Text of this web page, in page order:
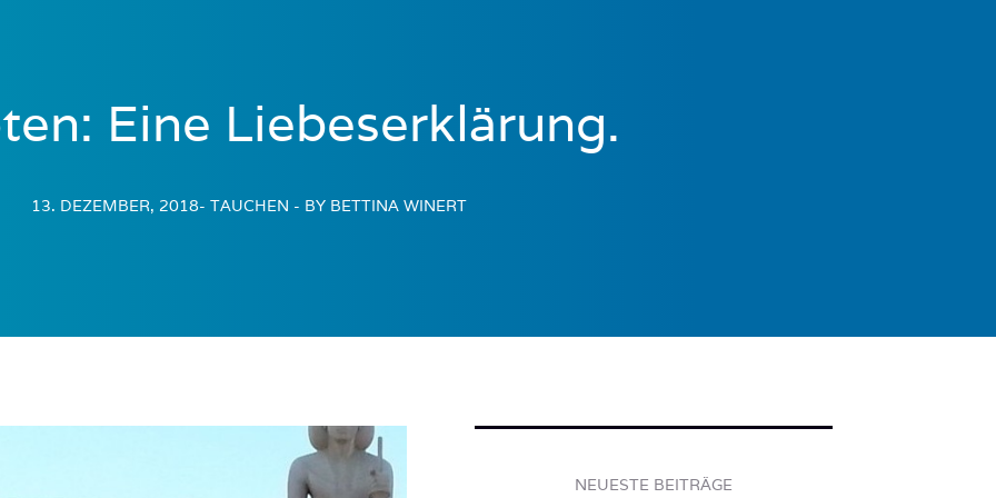
Eine Liebeserklärung.
13. DEZEMBER, 2018- TAUCHEN - BY BETTINA WINERT
NEUESTE BEITRÄGE